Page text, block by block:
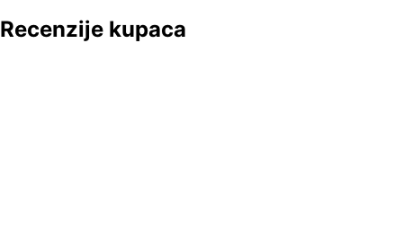
Recenzije kupaca